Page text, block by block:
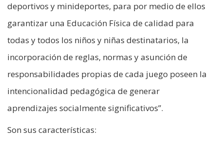
deportivos y minideportes, para por medio de ellos
garantizar una Educación Física de calidad para
todas y todos los niños y niñas destinatarios, la
incorporación de reglas, normas y asunción de
responsabilidades propias de cada juego poseen la
intencionalidad pedagógica de generar
aprendizajes socialmente significativos”.
Son sus características: